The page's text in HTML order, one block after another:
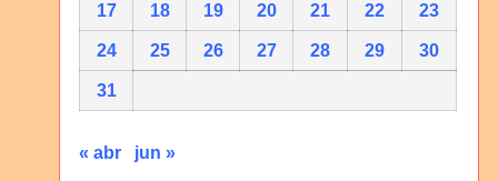
17 18 19 20 21 22 23
24 25 26 27 28 29 30
31
« abr jun »